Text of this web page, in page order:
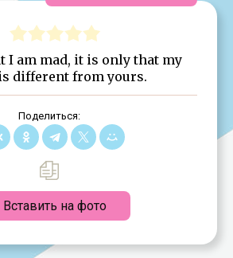
I am mad, it is only that my
different from yours.
Поделиться:
Вставить на фото